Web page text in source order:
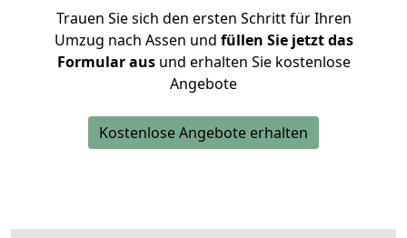
Trauen Sie sich den ersten Schritt für Ihren
Umzug nach Assen und füllen Sie jetzt das
Formular ausund erhalten Sie kostenlose
Angebote
Kostenlose Angebote erhalten